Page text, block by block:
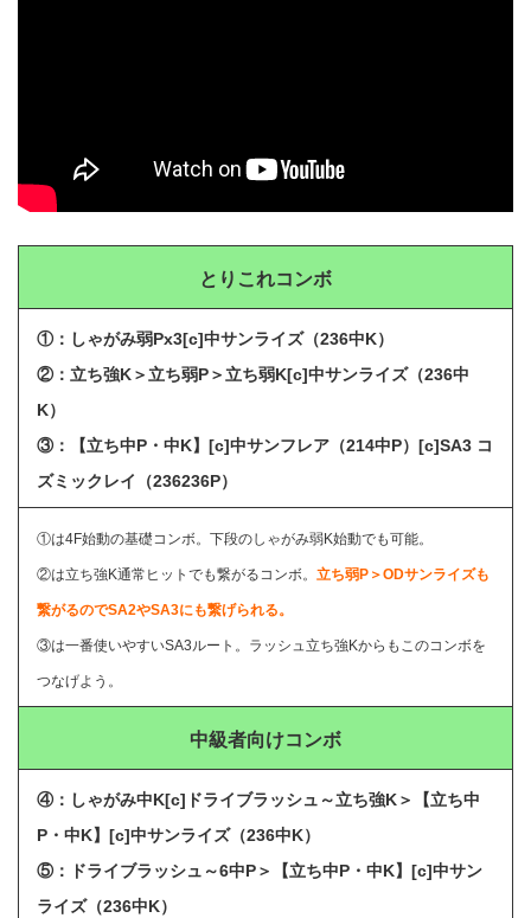
とりこれコンボ
①：しゃがみ弱Px3[c]中サンライズ（236中K）
②：立ち強K＞立ち弱P＞立ち弱K[c]中サンライズ（236中
K）
③：【立ち中P・中K】[c]中サンフレア（214中P）[c]SA3 コ
ズミックレイ（236236P）
①は4F始動の基礎コンボ。下段のしゃがみ弱K始動でも可能。
②は立ち強K通常ヒットでも繋がるコンボ。 立ち弱P＞ODサンライズも
繋がるのでSA2やSA3にも繋げられる。
③は一番使いやすいSA3ルート。ラッシュ立ち強Kからもこのコンボを
つなげよう。
中級者向けコンボ
④：しゃがみ中K[c]ドライブラッシュ～立ち強K＞【立ち中
P・中K】[c]中サンライズ（236中K）
⑤：
ドライブラッシュ～6中P＞【立ち中P・中K】[c]中サン
ライズ（236中K）